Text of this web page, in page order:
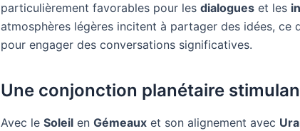
particulièrement favorables pour les dialogues et les
atmosphères légères incitent à partager des idées, ce
pour engager des conversations significatives.
Une conjonction planétaire
Avec le Soleil en Gémeaux et son alignement avec